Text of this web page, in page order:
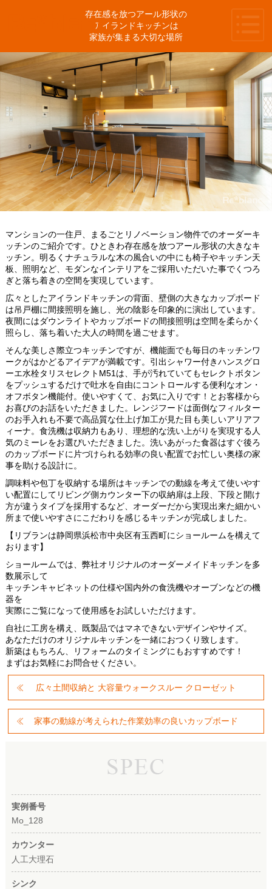
存在感を放つアール形状の
アイランドキッチンは
家族が集まる大切な場所
マンションの一住戸、まるごとリノベーション物件でのオーダーキ
ッチンのご紹介です。ひときわ存在感を放つアール形状の大きなキ
ッチン。明るくナチュラルな木の風合いの中にも椅子やキッチン天
板、照明など、モダンなインテリアをご採用いただいた事でくつろ
ぎと落ち着きの空間を実現しています。
広々としたアイランドキッチンの背面、壁側の大きなカップボード
は吊戸棚に間接照明を施し、光の陰影を印象的に演出しています。
夜間にはダウンライトやカップボードの間接照明は空間を柔らかく
照らし、落ち着いた大人の時間を過ごせます。
そんな美しさ際立つキッチンですが、機能面でも毎日のキッチンワ
ークがはかどるアイデアが満載です。引出シャワー付きハンスグロ
ーエ水栓タリスセレクトM51は、手が汚れていてもセレクトボタン
をプッシュするだけで吐水を自由にコントロールする便利なオン・
オフボタン機能付。使いやすくて、お気に入りです！とお客様から
お喜びのお話をいただきました。レンジフードは面倒なフィルター
のお手入れも不要で高品質な仕上げ加工が見た目も美しいアリアフ
ィーナ。食洗機は収納力もあり、理想的な洗い上がりを実現する人
気のミーレをお選びいただきました。洗いあがった食器はすぐ後ろ
のカップボードに片づけられる効率の良い配置でお忙しい奥様の家
事を助ける設計に。
調味料や包丁を収納する場所はキッチンでの動線を考えて使いやす
い配置にしてリビング側カウンター下の収納扉は上段、下段と開け
方が違うタイプを採用するなど、オーダーだから実現出来た細かい
所まで使いやすさにこだわりを感じるキッチンが完成しました。
【リブランは静岡県浜松市中央区有玉西町にショールームを構えて
おります】
ショールームでは、弊社オリジナルのオーダーメイドキッチンを多
数展示して
キッチンキャビネットの仕様や国内外の食洗機やオーブンなどの機
器を
実際にご覧になって使用感をお試しいただけます。
自社に工房を構え、既製品ではマネできないデザインやサイズ。
あなただけのオリジナルキッチンを一緒におつくり致します。
新築はもちろん、リフォームのタイミングにもおすすめです！
まずはお気軽にお問合せください。
広々土間収納と 大容量ウォークスルー クローゼット
家事の動線が考えられた作業効率の良いカップボード
実例番号
Mo_128
カウンター
人工大理石
シンク